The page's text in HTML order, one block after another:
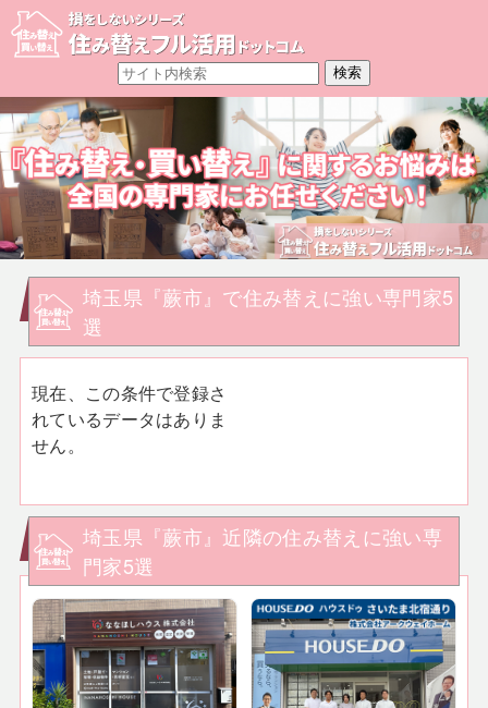
埼玉県『蕨市』で住み替えに強い専門家5
選
現在、この条件で登録さ
れているデータはありま
せん。
埼玉県『蕨市』近隣の住み替えに強い専
門家5選